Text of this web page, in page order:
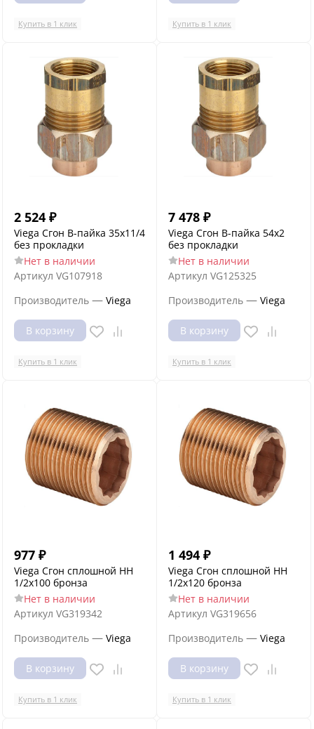
Купить в 1 клик Купить в 1 клик
2 524 ₽
Viega Сгон В-пайка 35х11/4
без прокладки
Нет в наличии
Артикул VG107918
Производитель — Viega
В корзину
Купить в 1 клик
7 478 ₽
Viega Сгон В-пайка 54х2
без прокладки
Нет в наличии
Артикул VG125325
Производитель — Viega
В корзину
Купить в 1 клик
977 ₽
Viega Сгон сплошной НН
1/2x100 бронза
Нет в наличии
Артикул VG319342
Производитель — Viega
В корзину
Купить в 1 клик
1 494 ₽
Viega Сгон сплошной НН
1/2x120 бронза
Нет в наличии
Артикул VG319656
Производитель — Viega
В корзину
Купить в 1 клик